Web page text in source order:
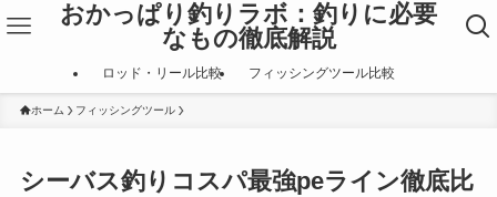
おかっぱり釣りラボ：釣りに必要
なもの徹底解説
ロッド・リール比較 フィッシングツール比較
ホーム フィッシングツール
シーバス釣りコスパ最強peライン徹底比